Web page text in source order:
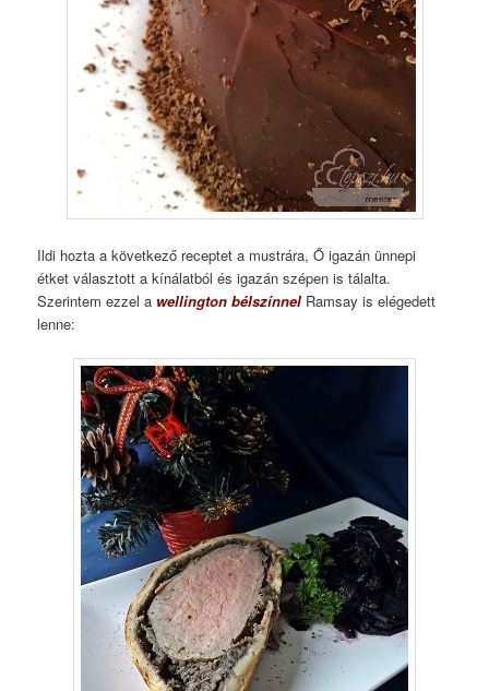
Ildi hozta a következő receptet a mustrára, Ő igazán ünnepi
étket választott a kínálatból és igazán szépen is tálalta.
Szerintem ezzel a wellington bélszínnel Ramsay is elégedett
lenne: